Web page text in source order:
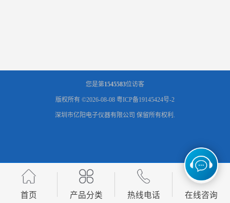
您是第1545583位访客
版权所有 ©2026-08-08 粤ICP备19145424号-2
深圳市亿阳电子仪器有限公司 保留所有权利.
首页 产品分类 热线电话 在线咨询